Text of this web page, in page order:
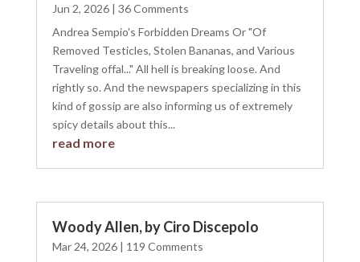
Jun 2, 2026| 36 Comments
Andrea Sempio's Forbidden Dreams Or "Of
Removed Testicles, Stolen Bananas, and Various
Traveling offal..." All hell is breaking loose. And
rightly so. And the newspapers specializing in this
kind of gossip are also informing us of extremely
spicy details about this...
read more
Woody Allen, by Ciro Discepolo
Mar 24, 2026| 119 Comments